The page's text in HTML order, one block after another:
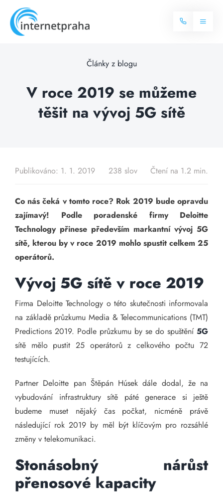
content
Toggle
Internet
Balíčky internetu
Televize
Blog
Kontakt
Články z blogu
V roce 2019 se můžeme
těšit na vývoj 5G sítě
Publikováno: 1. 1. 2019 238 slov Čtení na 1.2 min.
Co nás čeká v tomto roce? Rok 2019 bude opravdu
zajímavý! Podle poradenské firmy Deloitte
Technology přinese především markantní vývoj 5G
sítě, kterou by v roce 2019 mohlo spustit celkem 25
operátorů.
Vývoj 5G sítě v roce 2019
Firma Deloitte Technology o této skutečnosti informovala
na základě průzkumu Media & Telecommunications (TMT)
Predictions 2019. Podle průzkumu by se do spuštění 5G
sítě mělo pustit 25 operátorů z celkového počtu 72
testujících.
Partner Deloitte pan Štěpán Húsek dále dodal, že na
vybudování infrastruktury sítě páté generace si ještě
budeme muset nějaký čas počkat, nicméně právě
následující rok 2019 by měl být klíčovým pro rozsáhlé
změny v telekomunikaci.
Stonásobný nárůst
přenosové kapacity